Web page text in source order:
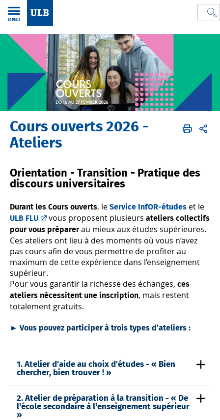
MENU
Cours ouverts FR ateliers
Cours ouverts 2026 -
Ateliers
Orientation - Transition - Pratique des
discours universitaires
Durant les Cours ouverts, le Service InfOR-études et le
ULB FLU vous proposent plusieurs ateliers collectifs
pour vous préparerau mieux aux études supérieures.
Ces ateliers ont lieu à des moments où vous n’avez
pas cours afin de vous permettre de profiter au
maximum de cette expérience dans l’enseignement
supérieur.
Pour vous garantir la richesse des échanges, ces
ateliers nécessitent une inscription, mais restent
totalement gratuits.
► Vous pouvez participer à trois types d’ateliers :
1. Atelier d'aide au choix d'études - « Bien
chercher, bien trouver ! »
2. Atelier de préparation à la transition - « De
l'école secondaire à l'enseignement supérieur
»